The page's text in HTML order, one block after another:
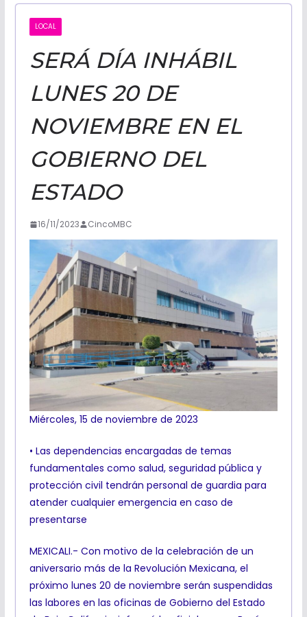
NOTICIAS
LOCAL
SERÁ DÍA INHÁBIL
LUNES 20 DE
NOVIEMBRE EN EL
GOBIERNO DEL
ESTADO
16/11/2023 CincoMBC
Miércoles, 15 de noviembre de 2023
• Las dependencias encargadas de temas
fundamentales como salud, seguridad pública y
protección civil tendrán personal de guardia para
atender cualquier emergencia en caso de
presentarse
MEXICALI.- Con motivo de la celebración de un
aniversario más de la Revolución Mexicana, el
próximo lunes 20 de noviembre serán suspendidas
las labores en las oficinas de Gobierno del Estado